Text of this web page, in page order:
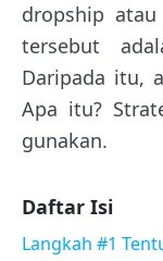
dropship
tersebut
Daripada itu,
Apa itu?
gunakan.
Daftar Isi
Langkah #1